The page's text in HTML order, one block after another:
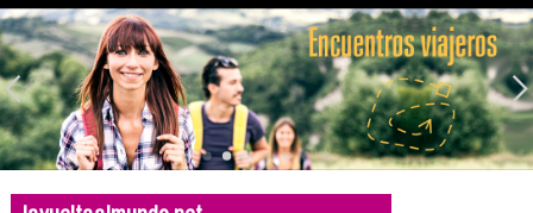
Quienes somos
El proyecto
Blog
Viaja con nosotros
Camino solidario
Libros